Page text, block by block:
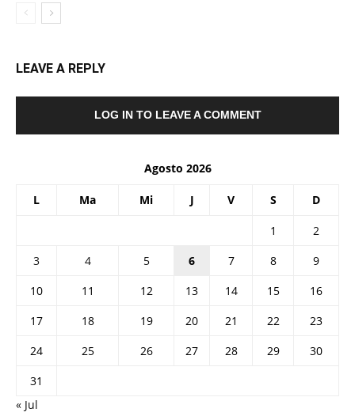
LEAVE A REPLY
LOG IN TO LEAVE A COMMENT
Agosto 2026
L Ma Mi J V S D
1
2
3
4 5 6 7 8
9
10
11 12 13 14 15
16
17
18 19 20 21 22
23
24
25 26 27 28 29
30
31
« Jul